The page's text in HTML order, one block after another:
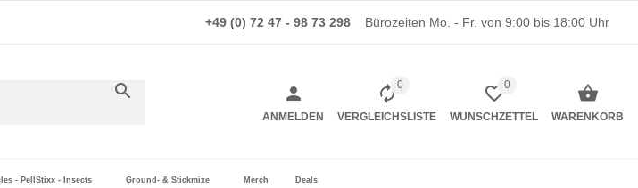
+49 (0) 72 47 - 98 73 298 Bürozeiten Mo. - Fr. von 9:00 bis 18:00 Uhr
ANMELDEN
0
VERGLEICHSLISTE
0
WUNSCHZETTEL WARENKORB
- PellStixx - Insects Ground- & Stickmixe Merch Deals